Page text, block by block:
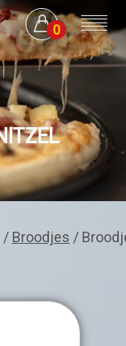
0
/ Broodjes /